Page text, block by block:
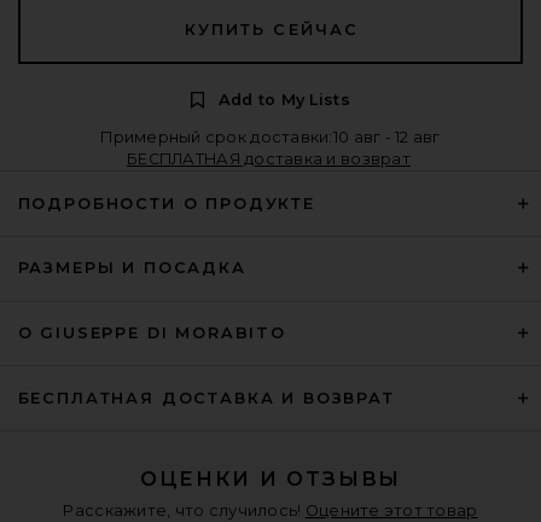
КУПИТЬ СЕЙЧАС
Add to My Lists
Примерный срок доставки:10 авг - 12 авг
БЕСПЛАТНАЯ доставка и возврат
ПОДРОБНОСТИ О ПРОДУКТЕ
РАЗМЕРЫ И ПОСАДКА
О GIUSEPPE DI MORABITO
БЕСПЛАТНАЯ ДОСТАВКА И ВОЗВРАТ
ОЦЕНКИ И ОТЗЫВЫ
Расскажите, что случилось! Оцените этот товар